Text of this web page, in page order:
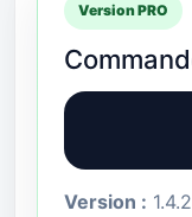
Version PRO
Version : 1.4.2